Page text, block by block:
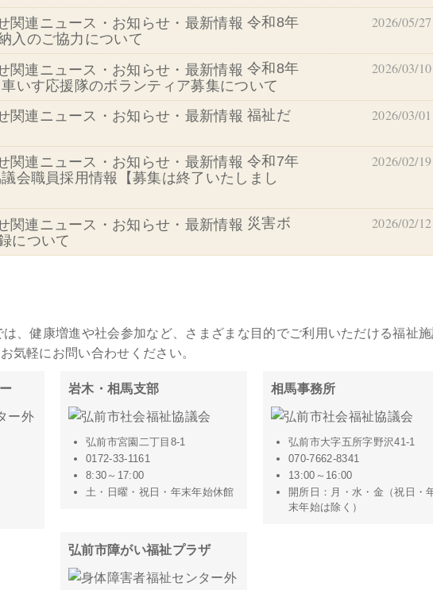
令和8年
入のご協力について
2026/05/27
令和8年
いす応援隊のボランティア募集について
2026/03/10
福祉だ
2026/03/01
令和7年
会職員採用情報【募集は終了いたしまし
2026/02/19
災害ボ
について
2026/02/12
、健康増進や社会参加など、さまざまな目的でご利用いただける福祉
気軽にお問い合わせください。
岩木・相馬支部
弘前市宮園二丁目8-1
0172-33-1161
8:30～17:00
土・日曜・祝日・年末年始休館
相馬事務所
弘前市大字五所字野沢41-1
070-7662-8341
13:00～16:00
開所日：月・水・金（祝日・
末年始は除く）
弘前市障がい福祉プラザ